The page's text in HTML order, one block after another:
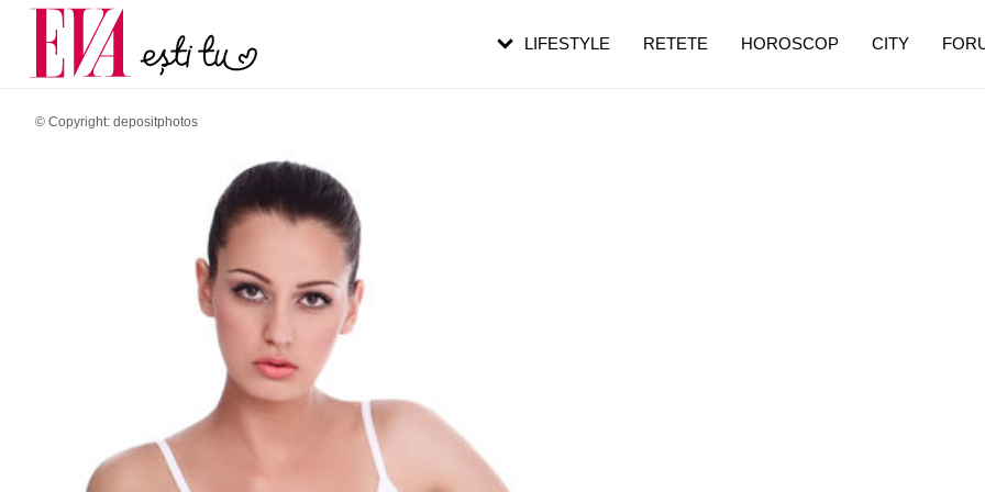
© Copyright: depositphotos
LIFESTYLE RETETE HOROSCOP CITY
Carieră
Actualitate
pe măsură ce înaintezi în vârstă